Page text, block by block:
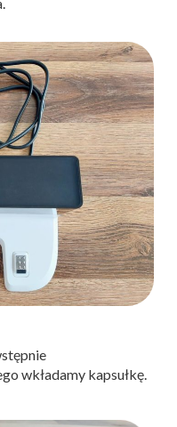
wkładamy kapsułkę.